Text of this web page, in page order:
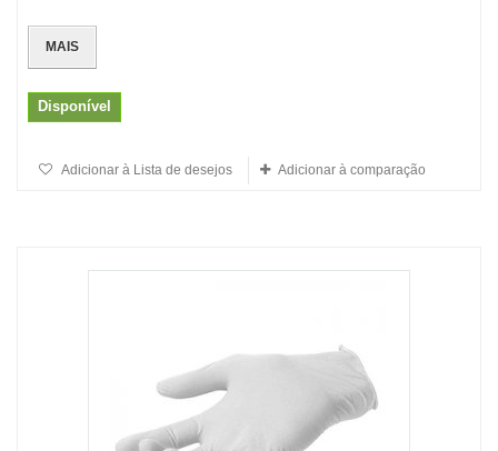
MAIS
Disponível
Adicionar à Lista de desejos Adicionar à comparação